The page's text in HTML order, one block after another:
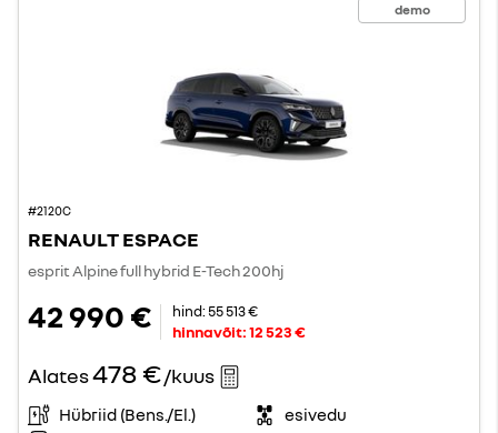
demo
#2120C
RENAULT ESPACE
esprit Alpine full hybrid E-Tech 200hj
42 990 € hind:55 513 €
hinnavõit:12 523 €
Alates478 €/kuus
Hübriid (Bens./El.)
esivedu